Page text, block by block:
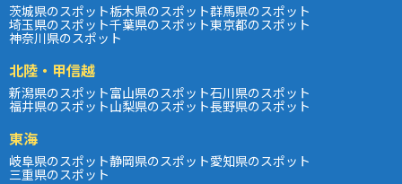
茨城県のスポット栃木県のスポット群馬県のスポット
埼玉県のスポット千葉県のスポット東京都のスポット
神奈川県のスポット
北陸・甲信越
新潟県のスポット富山県のスポット石川県のスポット
福井県のスポット山梨県のスポット長野県のスポット
東海
岐阜県のスポット静岡県のスポット愛知県のスポット
三重県のスポット